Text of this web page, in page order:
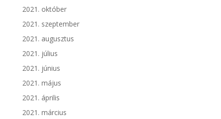
2021. október
2021. szeptember
2021. augusztus
2021. július
2021. június
2021. május
2021. április
2021. március